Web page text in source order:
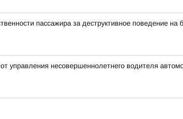
пассажира за деструктивное поведение на
управления несовершеннолетнего водителя